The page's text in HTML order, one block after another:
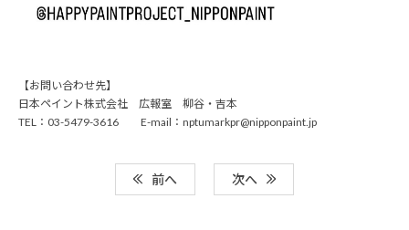
【お問い合わせ先】
日本ペイント株式会社 広報室 柳谷・吉本
TEL：03-5479-3616 E-mail：nptumarkpr@nipponpaint.jp
前へ 次へ